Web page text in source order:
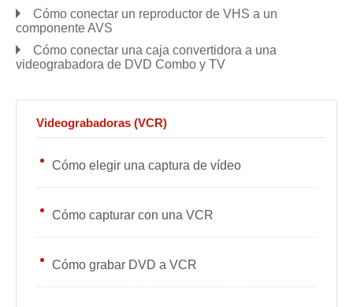
Cómo conectar un reproductor de VHS a un
componente AVS
Cómo conectar una caja convertidora a una
videograbadora de DVD Combo y TV
Videograbadoras (VCR)
Cómo elegir una captura de vídeo
Cómo capturar con una VCR
Cómo grabar DVD a VCR